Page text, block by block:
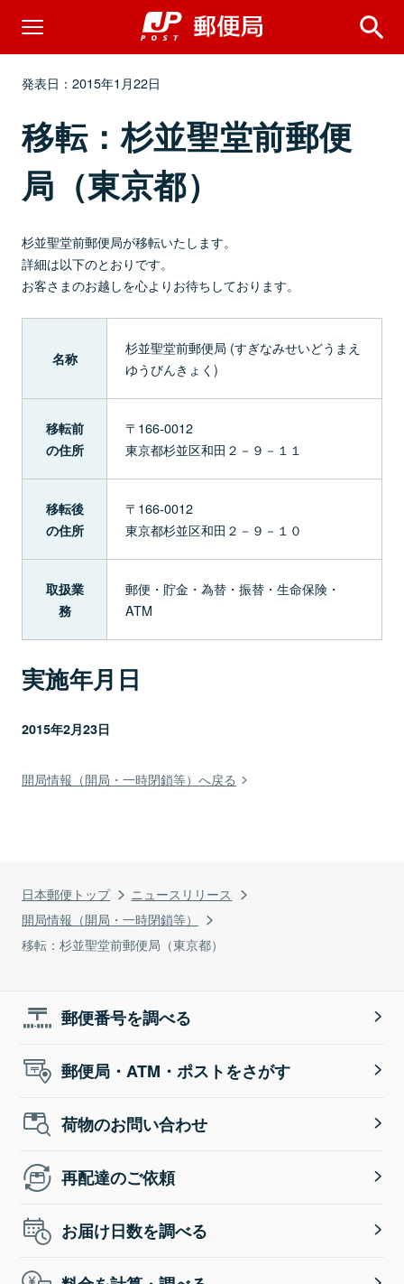
日本郵便トップ
ニュースリリース
開局情報（開局・一時閉鎖等）
移転：杉並聖堂前郵便局（東京都）
発表日：2015年1月22日
移転：杉並聖堂前郵便
局（東京都）
杉並聖堂前郵便局が移転いたします。
詳細は以下のとおりです。
お客さまのお越しを心よりお待ちしております。
名称
杉並聖堂前郵便局 (すぎなみせいどうまえ
ゆうびんきょく)
移転前
の住所
〒166-0012
東京都杉並区和田２－９－１１
移転後
の住所
〒166-0012
東京都杉並区和田２－９－１０
取扱業
務
郵便・貯金・為替・振替・生命保険・
ATM
実施年月日
2015年2月23日
開局情報（開局・一時閉鎖等）へ戻る
郵便番号を調べる
郵便局・ATM・ポストをさがす
荷物のお問い合わせ
再配達のご依頼
お届け日数を調べる